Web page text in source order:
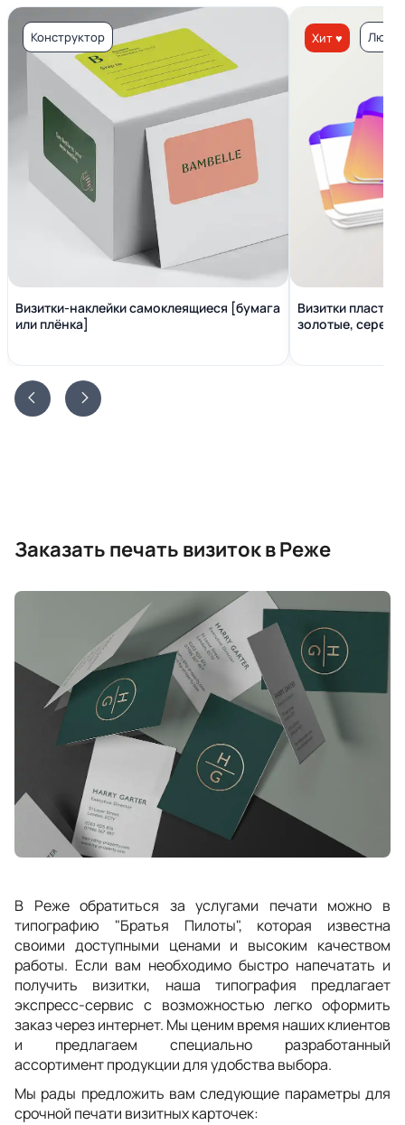
Конструктор
Визитки-наклейки самоклеящиеся [бумага
или плёнка]
Хит ♥ Люкс
Визитки
золотые,
Заказать печать визиток в Реже
В Реже обратиться за услугами печати можно в
типографию "Братья Пилоты", которая известна
своими доступными ценами и высоким качеством
работы. Если вам необходимо быстро напечатать и
получить визитки, наша типография предлагает
экспресс-сервис с возможностью легко оформить
заказ через интернет. Мы ценим время наших клиентов
и предлагаем специально разработанный
ассортимент продукции для удобства выбора.
Мы рады предложить вам следующие параметры для
срочной печати визитных карточек: